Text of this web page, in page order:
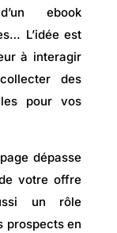
ebook
L’idée est
à interagir
des
pour vos
dépasse
votre offre
un rôle
prospects en